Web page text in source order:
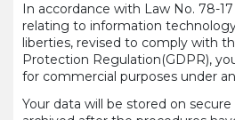
In accordance with Law No. 78-
relating to information
liberties, revised to comply with
Protection Regulation(GDPR),
for commercial purposes under
Your data will be stored on secure